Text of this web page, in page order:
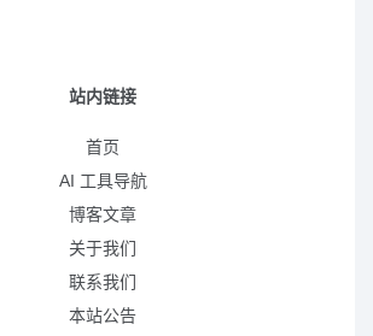
站内链接
首页
AI 工具导航
博客文章
关于我们
联系我们
本站公告